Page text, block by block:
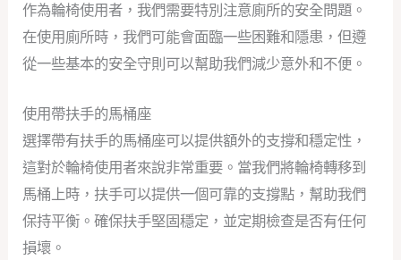
作為輪椅使用者，我們需要特別注意廁所的安全問題。
在使用廁所時，我們可能會面臨一些困難和隱患，但遵
從一些基本的安全守則可以幫助我們減少意外和不便。
使用帶扶手的馬桶座
選擇帶有扶手的馬桶座可以提供額外的支撐和穩定性，
這對於輪椅使用者來說非常重要。當我們將輪椅轉移到
馬桶上時，扶手可以提供一個可靠的支撐點，幫助我們
保持平衡。確保扶手堅固穩定，並定期檢查是否有任何
損壞。